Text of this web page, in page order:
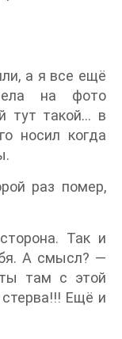
а я все ещё
на фото
тут такой… в
носил когда
раз помер,
Так и
А смысл? —
там с этой
Ещё и